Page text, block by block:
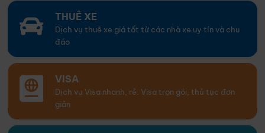
THUÊ XE
Dịch vụ thuê xe giá tốt từ các nhà xe uy tín và chu
đáo
VISA
Dịch vụ Visa nhanh, rẻ. Visa trọn gói, thủ tục đơn
giản